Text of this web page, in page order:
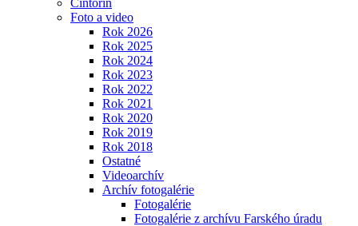
Cintorín
Foto a video
Rok 2026
Rok 2025
Rok 2024
Rok 2023
Rok 2022
Rok 2021
Rok 2020
Rok 2019
Rok 2018
Ostatné
Videoarchív
Archív fotogalérie
Fotogalérie
Fotogalérie z archívu Farského úradu